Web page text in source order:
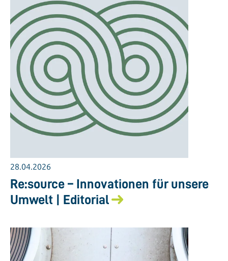
28.04.2026
Re:source – Innovationen für unsere
Umwelt | Editorial